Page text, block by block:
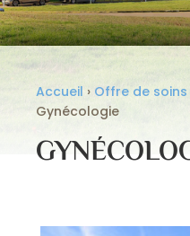
Accueil › Offre de soins
Gynécologie